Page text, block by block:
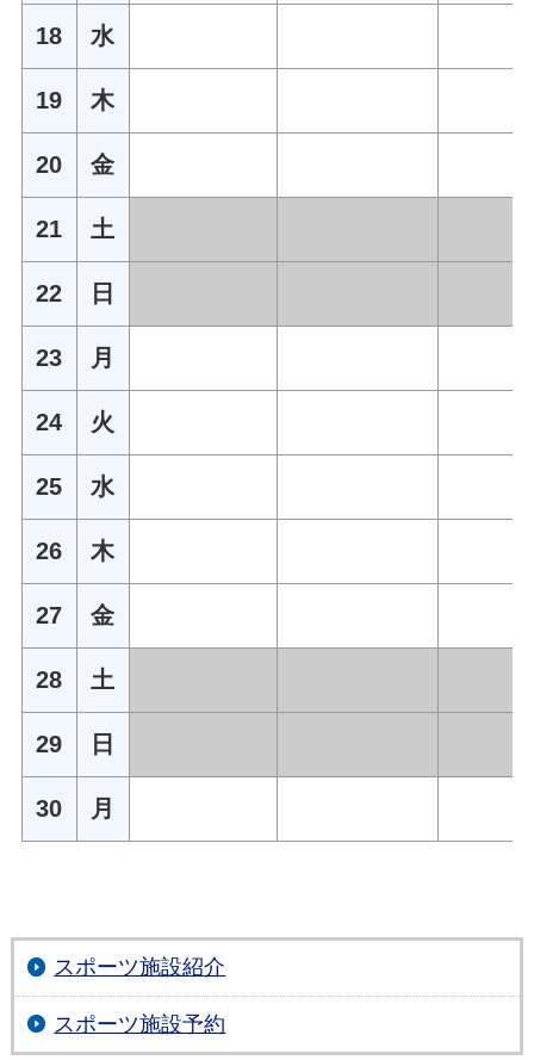
18 水
19 木
20 金
21 土
22 日
23 月
24 火
25 水
26 木
27 金
28 土
29 日
30 月
スポーツ施設紹介
スポーツ施設予約